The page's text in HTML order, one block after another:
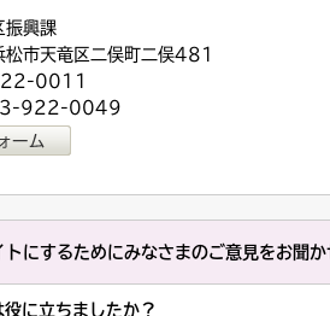
振興課
天竜区二俣町二俣481
0011
922-0049
トにするためにみなさまのご意見をお聞か
に立ちましたか？